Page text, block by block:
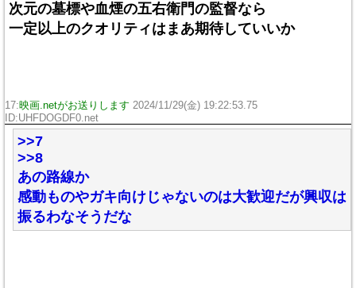
次元の墓標や血煙の五右衛門の監督なら
一定以上のクオリティはまあ期待していいか
17:映画.netがお送りします 2024/11/29(金) 19:22:53.75
ID:UHFDOGDF0.net
>>7
>>8
あの路線か
感動ものやガキ向けじゃないのは大歓迎だが興収は
振るわなそうだな